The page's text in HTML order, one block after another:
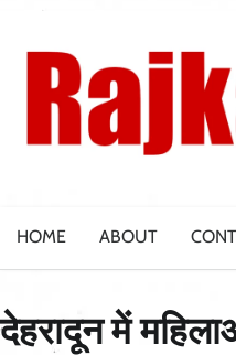
content
HOME ABOUT
देहरादून में